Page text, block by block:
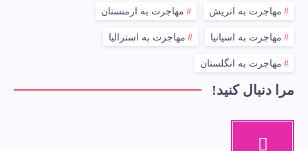
مهاجرت به اتریش مهاجرت به ارمنستان
مهاجرت به اسپانیا مهاجرت به استرالیا
مهاجرت به انگلستان
مرا دنبال کنید!